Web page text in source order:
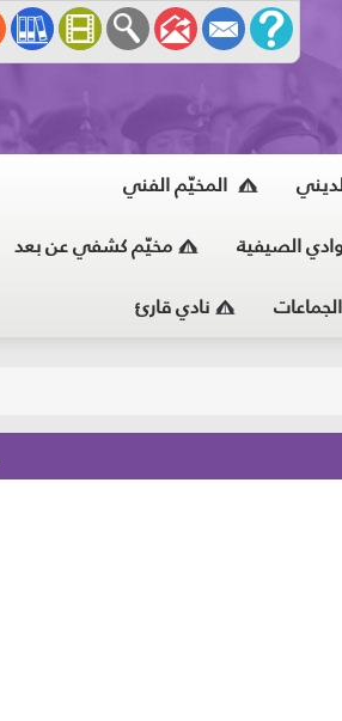
المخيّم الفني
الصيفية مخيّم كشفي عن بعد
نادي قارئ